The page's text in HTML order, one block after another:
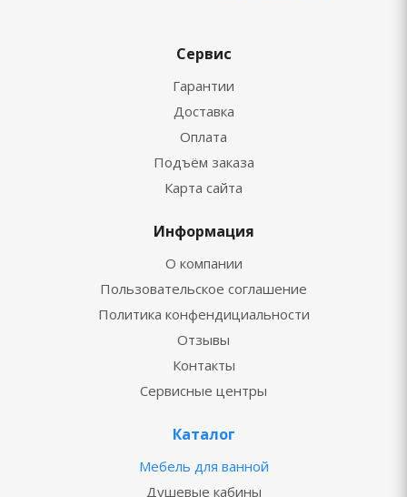
Сервис
Гарантии
Доставка
Оплата
Подъём заказа
Карта сайта
Информация
О компании
Пользовательское соглашение
Политика конфендициальности
Отзывы
Контакты
Сервисные центры
Каталог
Мебель для ванной
Душевые кабины